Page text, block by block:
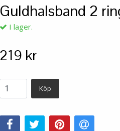
Guldhalsband 2
I lager.
219 kr
Köp